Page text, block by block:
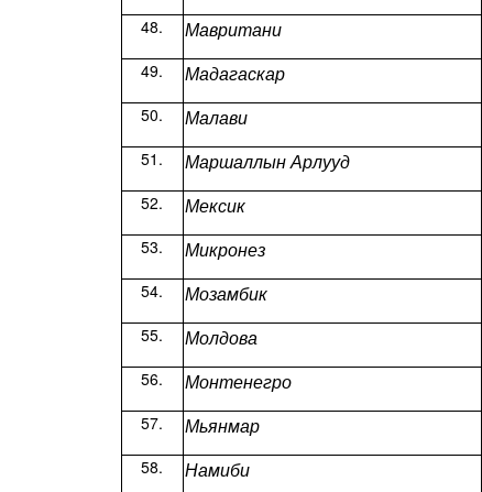
Мавритани
Мадагаскар
Малави
Маршаллын Арлууд
Мексик
Микронез
Мозамбик
Молдова
Монтенегро
Мьянмар
Намиби